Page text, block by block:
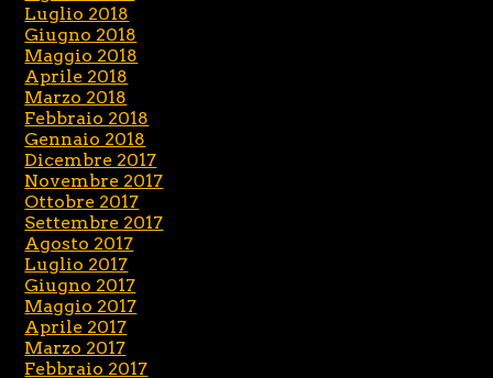
Luglio 2018
Giugno 2018
Maggio 2018
Aprile 2018
Marzo 2018
Febbraio 2018
Gennaio 2018
Dicembre 2017
Novembre 2017
Ottobre 2017
Settembre 2017
Agosto 2017
Luglio 2017
Giugno 2017
Maggio 2017
Aprile 2017
Marzo 2017
Febbraio 2017